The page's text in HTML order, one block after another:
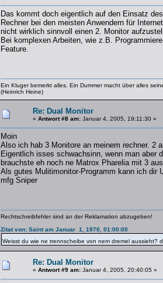
Das kommt doch eigentlich auf den Einsatz
Rechner bei den meisten Anwendern für
nicht wirklich sinnvoll einen 2. Monitor
Bei komplexen Arbeiten, wie z.B.
Feature.
Ein Kluger bemerkt alles. Ein Dummer macht über alles
(Heinrich Heine)
Re: Dual Monitor
« Antwort #8 am: Januar 4, 2005, 19:11:30 »
Moin
Also ich hab 3 Monitore an meinem rechner. 2
Eigentlich isses schwachsinn, wenn man aber
brauchste eh noch ne Matrox Pharelia mit 3
Als gutes Mulitimonitor-Programm kann ich dir
mfg Sniper
Rechtschreibfehler sind an der Reklamation abzugeben!
Zitat von: Saint am Januar 1, 1970, 01:00:00
Weisst du wie ne trennscheibe von nem dremel aussieht?
Re: Dual Monitor
« Antwort #9 am: Januar 4, 2005, 20:40:05 »